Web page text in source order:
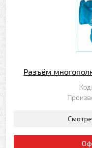
Разъём
Код:
Политикой
* — поля, обязательные
Согласен(-на) на
Я даю свое
персональных
* — поля,